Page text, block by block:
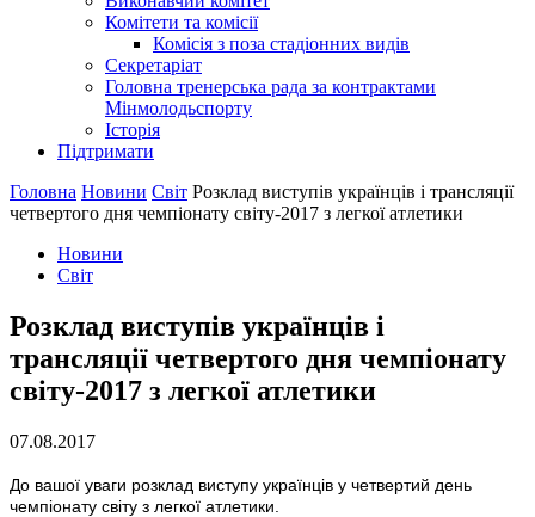
Комітети та комісії
Комісія з поза стадіонних видів
Секретаріат
Головна тренерська рада за контрактами
Мінмолодьспорту
Історія
Підтримати
Головна Новини Світ Розклад виступів українців і трансляції
четвертого дня чемпіонату світу-2017 з легкої атлетики
Новини
Світ
Розклад виступів українців і
трансляції четвертого дня чемпіонату
світу-2017 з легкої атлетики
07.08.2017
До вашої уваги розклад виступу українців у четвертий день
чемпіонату світу з легкої атлетики.